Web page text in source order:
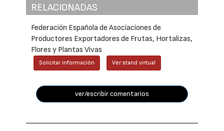
RELACIONADAS
Federación Española de Asociaciones de
Productores Exportadores de Frutas, Hortalizas,
Flores y Plantas Vivas
Solicitar información Ver stand virtual
ver/escribir comentarios